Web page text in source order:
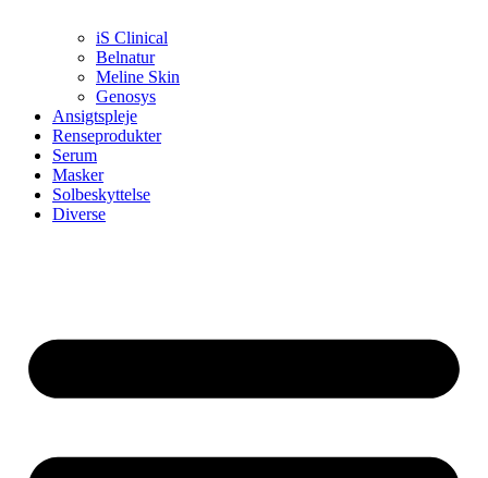
iS Clinical
Belnatur
Meline Skin
Genosys
Ansigtspleje
Renseprodukter
Serum
Masker
Solbeskyttelse
Diverse